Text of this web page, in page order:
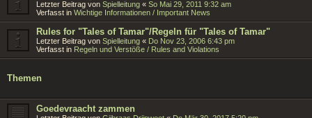
Letzter Beitrag von Spielleitung « So Mai 29, 2011 9:32 am
Verfasst in Wichtige Informationen / Important News
Rules for "Tales of Tamar"/Regeln für "Tales of Tamar"
Letzter Beitrag von Spielleitung « Do Nov 23, 2006 6:43 pm
Verfasst in Regeln und Verstöße / Rules and Violations
Themen
Goedevraacht zammen